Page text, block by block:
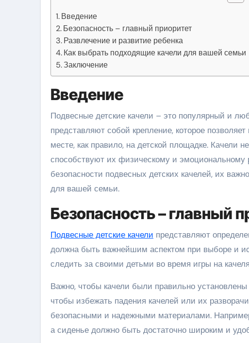
Введение
Безопасность – главный приоритет
Развлечение и развитие ребенка
Как выбрать подходящие качели для вашей семьи
Заключение
Введение
Подвесные детские качели – это популярный и любимый детьми вид детского развлечения. Они
представляют собой крепление, которое
месте, как правило, на детской площадке. Качели
способствуют их физическому и
безопасности подвесных детских качелей, их
для вашей семьи.
Безопасность – главный
Подвесные детские качели представляют
должна быть важнейшим аспектом при выборе и
следить за своими детьми во время игры на
Важно, чтобы качели были правильно
чтобы избежать падения качелей или их
безопасными и надежными материалами.
а сиденье должно быть достаточно широким и